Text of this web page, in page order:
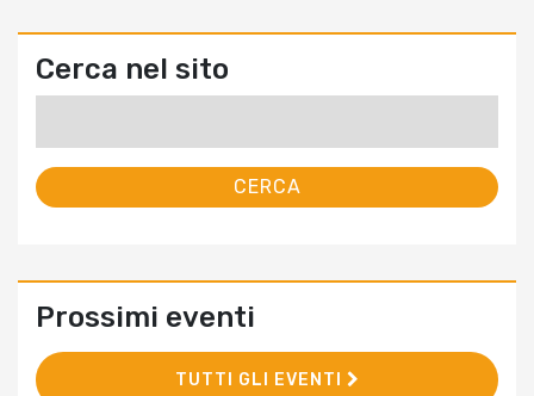
Cerca nel sito
Prossimi eventi
TUTTI GLI EVENTI